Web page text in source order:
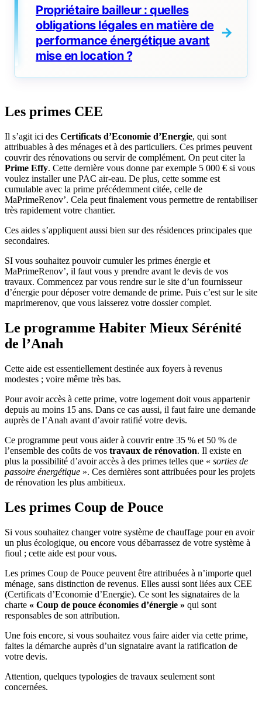
Propriétaire bailleur : quelles
obligations légales en matière de
performance énergétique avant
mise en location ?
Les primes CEE
Il s’agit ici des Certificats d’Economie d’Energie, qui sont
attribuables à des ménages et à des particuliers. Ces primes peuvent
couvrir des rénovations ou servir de complément. On peut citer la
Prime Effy. Cette dernière vous donne par exemple 5 000 € si vous
voulez installer une PAC air-eau. De plus, cette somme est
cumulable avec la prime précédemment citée, celle de
MaPrimeRenov’. Cela peut finalement vous permettre de rentabiliser
très rapidement votre chantier.
Ces aides s’appliquent aussi bien sur des résidences principales que
secondaires.
SI vous souhaitez pouvoir cumuler les primes énergie et
MaPrimeRenov’, il faut vous y prendre avant le devis de vos
travaux. Commencez par vous rendre sur le site d’un fournisseur
d’énergie pour déposer votre demande de prime. Puis c’est sur le site
maprimerenov, que vous laisserez votre dossier complet.
Le programme Habiter Mieux Sérénité
de l’Anah
Cette aide est essentiellement destinée aux foyers à revenus
modestes ; voire même très bas.
Pour avoir accès à cette prime, votre logement doit vous appartenir
depuis au moins 15 ans. Dans ce cas aussi, il faut faire une demande
auprès de l’Anah avant d’avoir ratifié votre devis.
Ce programme peut vous aider à couvrir entre 35 % et 50 % de
l’ensemble des coûts de vos travaux de rénovation. Il existe en
plus la possibilité d’avoir accès à des primes telles que « sorties de
passoire énergétique ». Ces dernières sont attribuées pour les projets
de rénovation les plus ambitieux.
Les primes Coup de Pouce
Si vous souhaitez changer votre système de chauffage pour en avoir
un plus écologique, ou encore vous débarrassez de votre système à
fioul ; cette aide est pour vous.
Les primes Coup de Pouce peuvent être attribuées à n’importe quel
ménage, sans distinction de revenus. Elles aussi sont liées aux CEE
(Certificats d’Economie d’Energie). Ce sont les signataires de la
charte « Coup de pouce économies d’énergie » qui sont
responsables de son attribution.
Une fois encore, si vous souhaitez vous faire aider via cette prime,
faites la démarche auprès d’un signataire avant la ratification de
votre devis.
Attention, quelques typologies de travaux seulement sont
concernées.